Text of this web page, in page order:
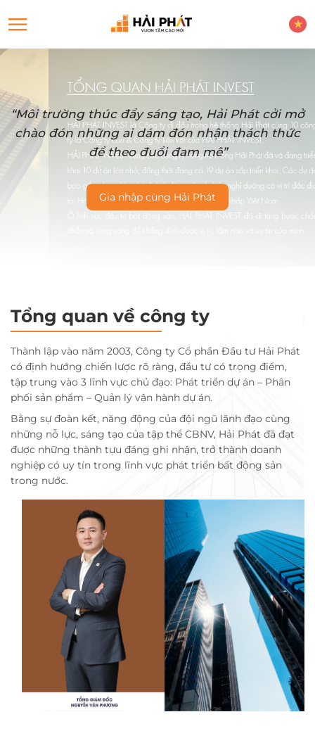
“Môi trường thúc đẩy sáng tạo, Hải Phát cởi mở
chào đón những ai dám đón nhận thách thức
để theo đuổi đam mê”
Gia nhập cùng Hải Phát
Tổng quan về công ty
Thành lập vào năm 2003, Công ty Cổ phần Đầu tư Hải Phát
có định hướng chiến lược rõ ràng, đầu tư có trọng điểm,
tập trung vào 3 lĩnh vực chủ đạo: Phát triển dự án – Phân
phối sản phẩm – Quản lý vận hành dự án.
Bằng sự đoàn kết, năng động của đội ngũ lãnh đạo cùng
những nỗ lực, sáng tạo của tập thể CBNV, Hải Phát đã đạt
được những thành tựu đáng ghi nhận, trở thành doanh
nghiệp có uy tín trong lĩnh vực phát triển bất động sản
trong nước.